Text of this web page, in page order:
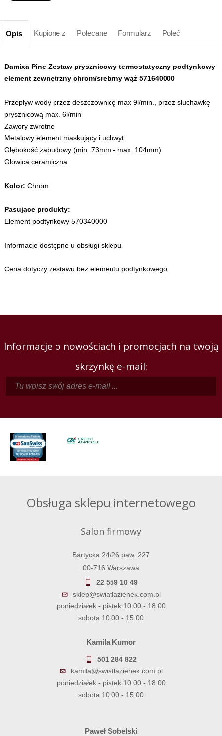
Opis Kupione z Polecane Formularz Poleć
Damixa Pine Zestaw prysznicowy termostatyczny podtynkowy
element zewnętrzny chrom/srebrny wąż 571640000
Przepływ wody przez deszczownicę max 9l/min., przez słuchawkę
prysznicową max. 6l/min
Zawory zwrotne
Metalowy element maskujący i uchwyt
Głębokość zabudowy (min. 73mm - max. 104mm)
Głowica ceramiczna
Kolor: Chrom
Pasujące produkty:
Element podtynkowy 570340000
Informacje dostępne u obsługi sklepu
Cena dotyczy zestawu bez elementu podtynkowego
Informacje o nowościach i promocjach na twoją
skrzynkę e-mail:
Obsługa sklepu internetowego
Salon firmowy
Bartycka 24/26 paw. 227
00-716 Warszawa
22 559 10 49
sklep@swiatlazienek.com.pl
poniedziałek - piątek 10:00 - 18:00
sobota 10:00 - 15:00
Kamila Kumor
501 284 822
kamila@swiatlazienek.com.pl
poniedziałek - piątek 10:00 - 18:00
sobota 10:00 - 15:00
Paweł Sobelski